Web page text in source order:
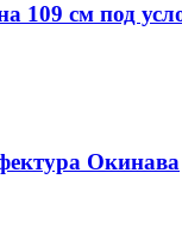
109 см под
Окинава